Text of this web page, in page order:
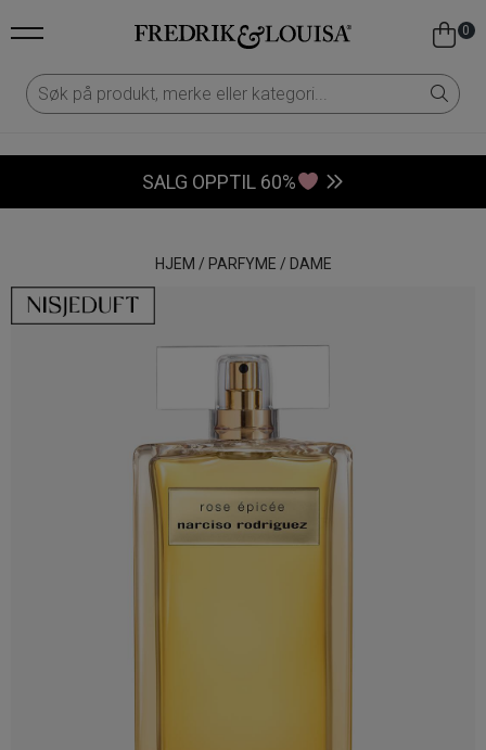
0
SALG OPPTIL 60%
HJEM / PARFYME / DAME